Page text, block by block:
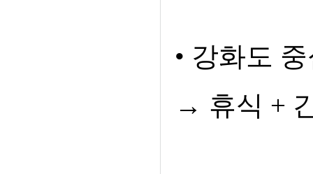
• 강화도
→ 휴식 +